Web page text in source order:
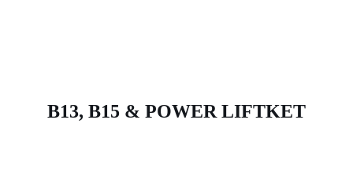
B13, B15 & POWER LIFTKET